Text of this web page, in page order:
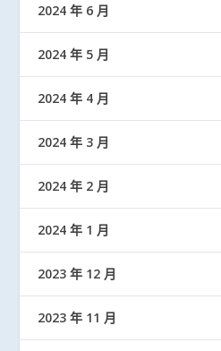
2024 年 6 月
2024 年 5 月
2024 年 4 月
2024 年 3 月
2024 年 2 月
2024 年 1 月
2023 年 12 月
2023 年 11 月